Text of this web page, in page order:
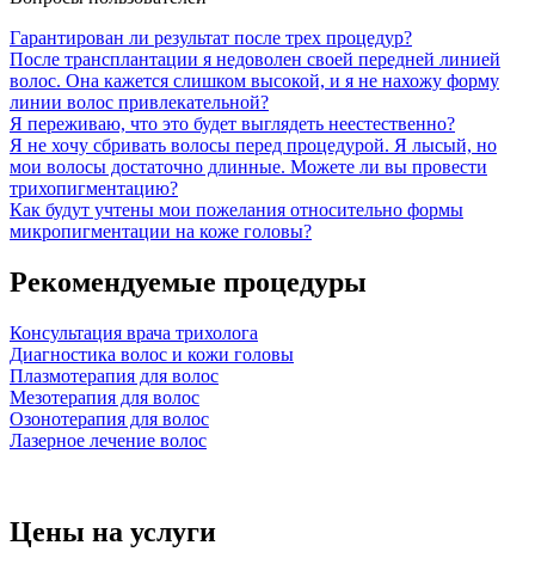
Гарантирован ли результат после трех процедур?
После трансплантации я недоволен своей передней линией
волос. Она кажется слишком высокой, и я не нахожу форму
линии волос привлекательной?
Я переживаю, что это будет выглядеть неестественно?
Я не хочу сбривать волосы перед процедурой. Я лысый, но
мои волосы достаточно длинные. Можете ли вы провести
трихопигментацию?
Как будут учтены мои пожелания относительно формы
микропигментации на коже головы?
Рекомендуемые процедуры
Консультация врача трихолога
Диагностика волос и кожи головы
Плазмотерапия для волос
Мезотерапия для волос
Озонотерапия для волос
Лазерное лечение волос
Цены на услуги